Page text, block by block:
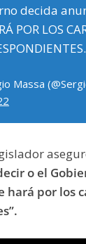
decida
POR LOS
Massa
o el
hará por los